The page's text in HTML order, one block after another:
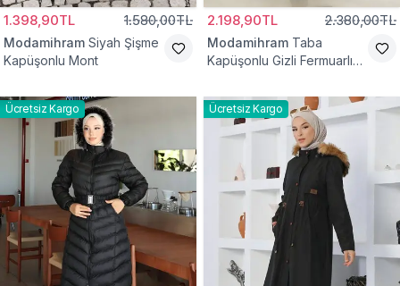
1.398,90TL 1.580,00TL
Modamihram Siyah Şişme
Kapüşonlu Mont
2.198,90TL 2.380,00TL
Modamihram Taba
Kapüşonlu Gizli Fermuarlı
Ücretsiz Kargo Ücretsiz Kargo